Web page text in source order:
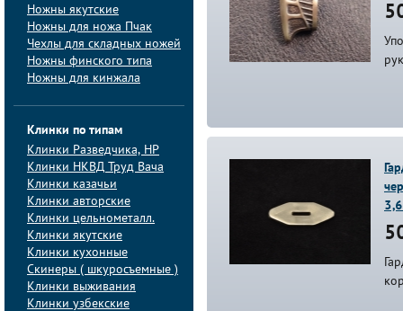
Ножны якутские
Ножны для ножа Пчак
Чехлы для складных ножей
Ножны финского типа
Ножны для кинжала
Клинки по типам
Клинки Pазведчика, НP
Клинки НКВД Труд Вача
Клинки казачьи
Клинки авторские
Клинки цельнометалл.
Клинки якутские
Клинки кухонные
Скинеры ( шкуросъемные )
Клинки выживания
Клинки узбекские